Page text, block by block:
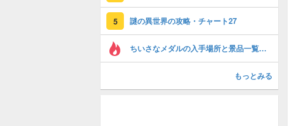
5 謎の異世界の攻略・チャート27
ちいさなメダルの入手場所と景品一覧・全100個網羅
もっとみる